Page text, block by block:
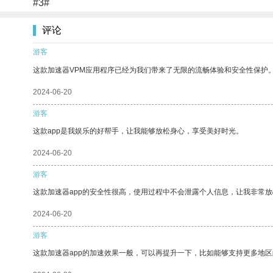
#3#
评论
游客
这款加速器VPM应用程序已经为我们带来了无限的流畅体验和安全性保护。
2024-06-20
游客
这款app是我娱乐的好帮手，让我能够放松身心，享受美好时光。
2024-06-20
游客
这款加速器app的安全性很高，使用过程中不会泄露个人信息，让我非常放
2024-06-20
游客
这款加速器app的加速效果一般，可以再提升一下，比如能够支持更多地区